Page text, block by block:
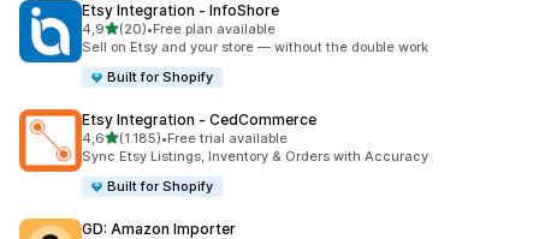
Etsy Integration ‑ InfoShore
4,9de 5 estrelas
(20)
20 total de avaliações
•Free plan available
Sell on Etsy and your store — without the double work
Built for Shopify
Etsy Integration ‑ CedCommerce
4,6de 5 estrelas
(1.185)
1185 total de avaliações
•Free trial available
Sync Etsy Listings, Inventory & Orders with Accuracy
Built for Shopify
GD: Amazon Importer